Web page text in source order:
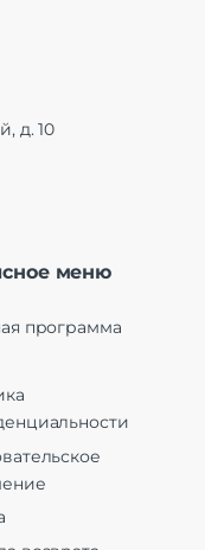
д. 10
меню
программа